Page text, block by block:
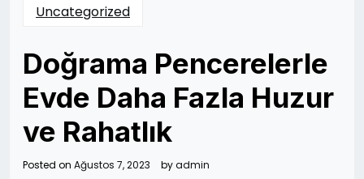
Uncategorized
Doğrama Pencerelerle
Evde Daha Fazla Huzur
ve Rahatlık
Posted on Ağustos 7, 2023 byadmin